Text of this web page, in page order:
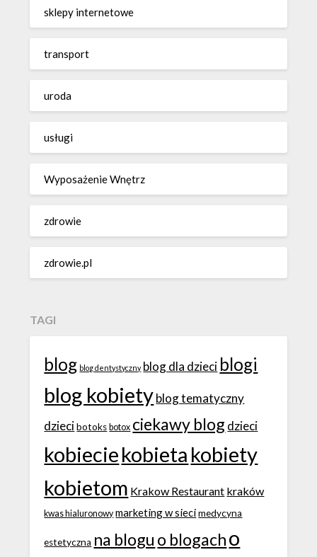
sklepy internetowe
transport
uroda
usługi
Wyposażenie Wnętrz
zdrowie
zdrowie.pl
TAGI
blog blog dentystyczny blog dla dzieci blogi
blog kobietyblog tematyczny
dzieci botoks botox ciekawy blog dzieci
kobieciekobieta kobiety
kobietom Krakow Restaurant kraków
kwas hialuronowy marketing w sieci medycyna
estetyczna na blogu o blogacho